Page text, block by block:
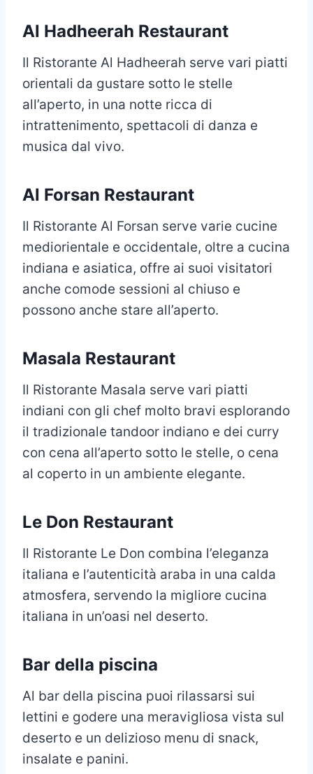
Al Hadheerah Restaurant
Il Ristorante Al Hadheerah serve vari piatti
orientali da gustare sotto le stelle
all’aperto, in una notte ricca di
intrattenimento, spettacoli di danza e
musica dal vivo.
Al Forsan Restaurant
Il Ristorante Al Forsan serve varie cucine
mediorientale e occidentale, oltre a cucina
indiana e asiatica, offre ai suoi visitatori
anche comode sessioni al chiuso e
possono anche stare all’aperto.
Masala Restaurant
Il Ristorante Masala serve vari piatti
indiani con gli chef molto bravi esplorando
il tradizionale tandoor indiano e dei curry
con cena all’aperto sotto le stelle, o cena
al coperto in un ambiente elegante.
Le Don Restaurant
Il Ristorante Le Don combina l’eleganza
italiana e l’autenticità araba in una calda
atmosfera, servendo la migliore cucina
italiana in un’oasi nel deserto.
Bar della piscina
Al bar della piscina puoi rilassarsi sui
lettini e godere una meravigliosa vista sul
deserto e un delizioso menu di snack,
insalate e panini.